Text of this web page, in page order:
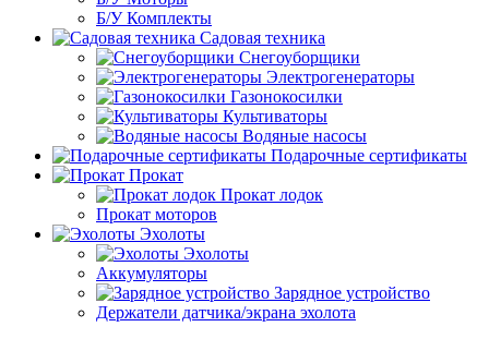
Б/У Комплекты
Садовая техника
Снегоуборщики
Электрогенераторы
Газонокосилки
Культиваторы
Водяные насосы
Подарочные сертификаты
Прокат
Прокат лодок
Прокат моторов
Эхолоты
Эхолоты
Аккумуляторы
Зарядное устройство
Держатели датчика/экрана эхолота